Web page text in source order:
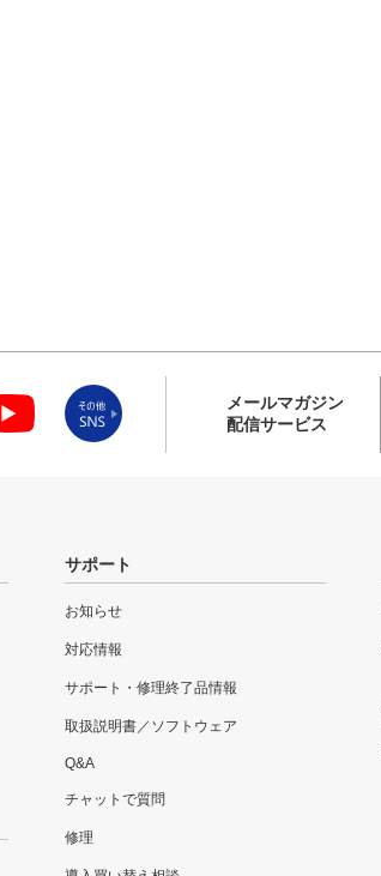
メールマガジン
配信サービス
サポート
お知らせ
対応情報
サポート・修理終了品情報
取扱説明書／ソフトウェア
Q&A
チャットで質問
修理